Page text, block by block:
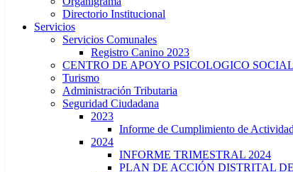
Directorio Institucional
Servicios
Servicios Comunales
Registro Canino 2023
CENTRO DE APOYO PSICOLOGICO
Turismo
Administración Tributaria
Seguridad Ciudadana
2023
Informe de Cumplimiento de
2024
INFORME TRIMESTRAL 2024
PLAN DE ACCIÓN DISTRITAL